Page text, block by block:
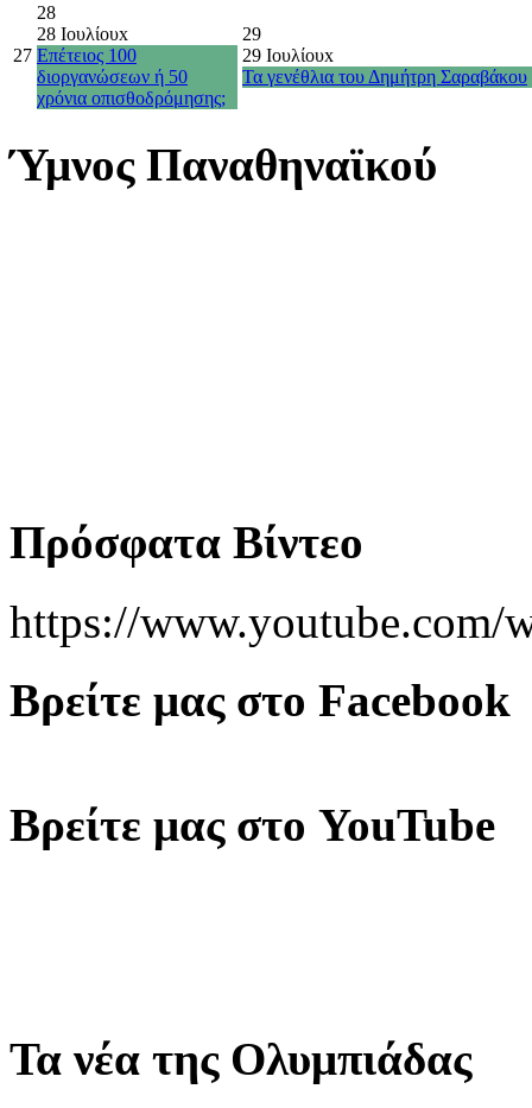
27
28
28 Ιουλίουx
Επέτειος 100
διοργανώσεων ή 50
χρόνια οπισθοδρόμησης;
29
29 Ιουλίουx
Τα γενέθλια του Δημήτρη Σαραβάκου
Ύμνος Παναθηναϊκού
Πρόσφατα Βίντεο
https://
Βρείτε μας στο Facebook
Βρείτε μας στο YouTube
Τα νέα της Ολυμπιάδας